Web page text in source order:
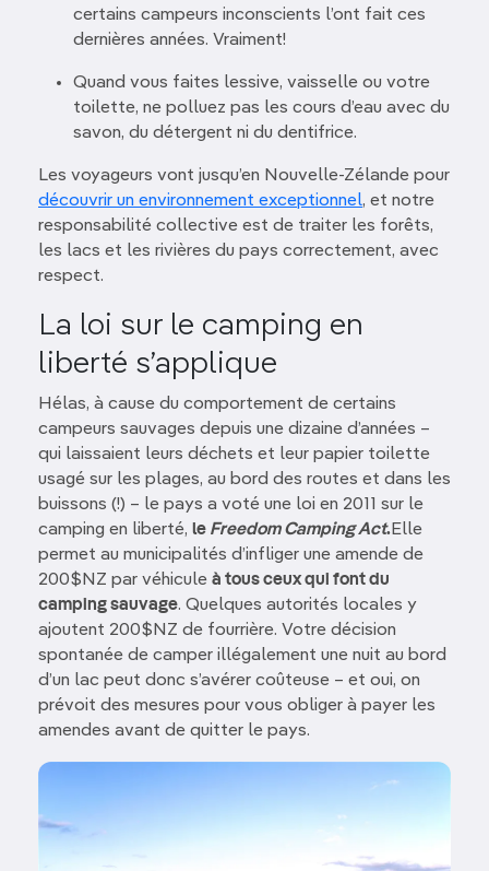
certains campeurs inconscients l’ont fait ces
dernières années. Vraiment!
Quand vous faites lessive, vaisselle ou votre
toilette, ne polluez pas les cours d’eau avec du
savon, du détergent ni du dentifrice.
Les voyageurs vont jusqu’en Nouvelle-Zélande pour
découvrir un environnement exceptionnel, et notre
responsabilité collective est de traiter les forêts,
les lacs et les rivières du pays correctement, avec
respect.
La loi sur le camping en
liberté s’applique
Hélas, à cause du comportement de certains
campeurs sauvages depuis une dizaine d’années –
qui laissaient leurs déchets et leur papier toilette
usagé sur les plages, au bord des routes et dans les
buissons (!) – le pays a voté une loi en 2011 sur le
camping en liberté, le Freedom Camping Act.Elle
permet au municipalités d’infliger une amende de
200$NZ par véhicule à tous ceux qui font du
camping sauvage. Quelques autorités locales y
ajoutent 200$NZ de fourrière. Votre décision
spontanée de camper illégalement une nuit au bord
d’un lac peut donc s’avérer coûteuse – et oui, on
prévoit des mesures pour vous obliger à payer les
amendes avant de quitter le pays.
Image